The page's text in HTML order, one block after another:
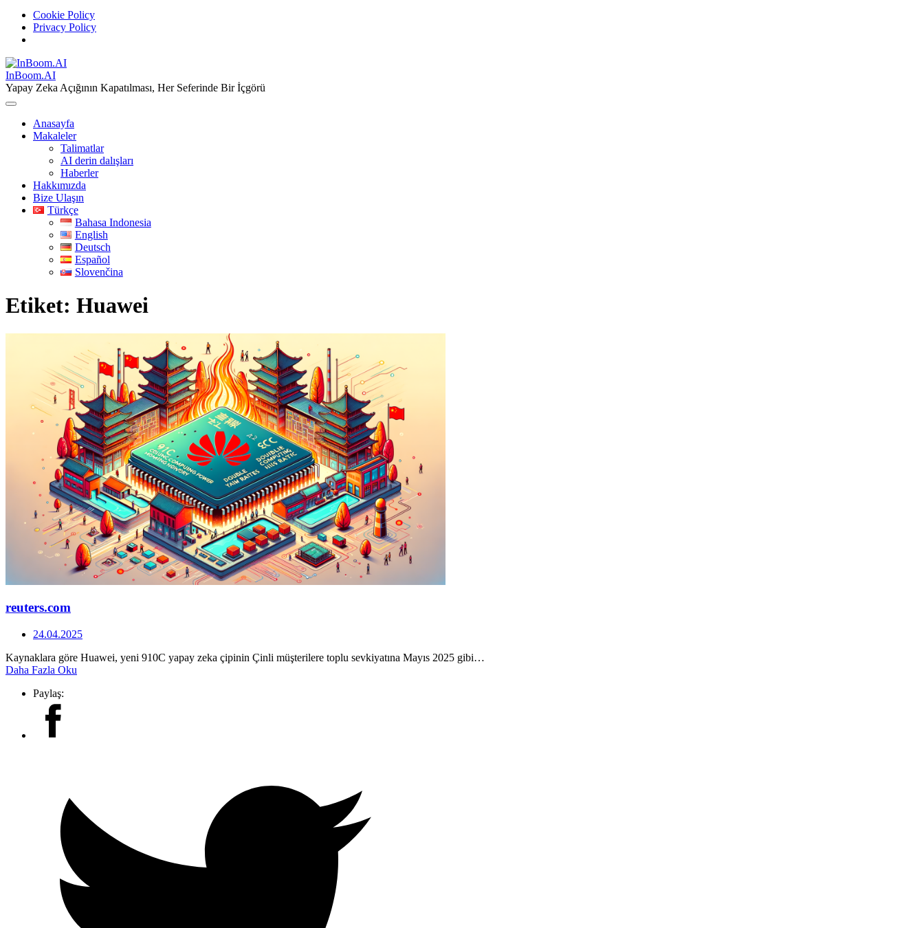
Cookie Policy
Privacy Policy
Skip
to
content
InBoom.AI
Yapay Zeka Açığının Kapatılması, Her Seferinde Bir İçgörü
Anasayfa
Makaleler
Talimatlar
AI derin dalışları
Haberler
Hakkımızda
Bize Ulaşın
Türkçe
Bahasa Indonesia
English
Deutsch
Español
Slovenčina
Etiket: Huawei
reuters.com
24.04.2025
Kaynaklara göre Huawei, yeni 910C yapay zeka çipinin Çinli müşterilere toplu sevkiyatına Mayıs 2025 gibi…
Daha Fazla Oku
Paylaş: